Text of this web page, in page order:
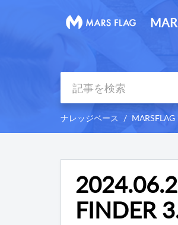
ナレッジベース MARSFLAG
FINDER